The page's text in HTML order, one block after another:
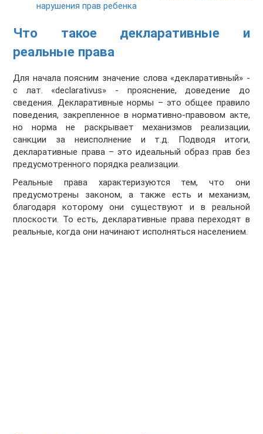
нарушения прав ребенка
Что такое декларативные и
реальные права
Для начала поясним значение слова «декларативный» -
с лат. «declarativus» - прояснение, доведение до
сведения. Декларативные нормы – это общее правило
поведения, закрепленное в нормативно-правовом акте,
но норма не раскрывает механизмов реализации,
санкции за неисполнение и т.д. Подводя итоги,
декларативные права – это идеальный образ прав без
предусмотренного порядка реализации.
Реальные права характеризуются тем, что они
предусмотрены законом, а также есть и механизм,
благодаря которому они существуют и в реальной
плоскости. То есть, декларативные права переходят в
реальные, когда они начинают исполняться населением.